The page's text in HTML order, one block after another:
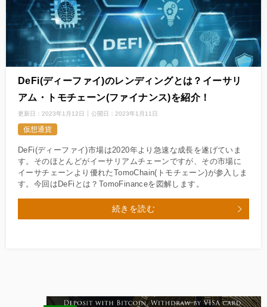
DeFi(ディーファイ)のレンディングとは？イーサリ
アム・トモチェーン(ファイナンス)を紹介！
更新日： 2023年1月12日 公開日： 2023年1月11日
仮想通貨
DeFi(ディーファイ)市場は2020年より急速な成長を遂げていま
す。そのほとんどがイーサリアムチェーンですが、その市場に
イーサチェーンより優れたTomoChain(トモチェーン)が参入しま
す。今回はDeFiとは？TomoFinanceを図解します。
続きを読む